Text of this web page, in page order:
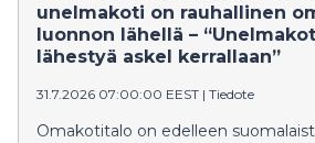
bostadsdebatten, är det fortfarande
närhet till naturen som betonas i
bostadsönskningar. Enligt S-
och många bostadsdrömmar kan
taget.
unelmakoti on rauhallinen
luonnon lähellä –
lähestyä askel kerrallaan”
31.7.2026 07:00:00 EEST | Tiedote
Omakotitalo on edelleen